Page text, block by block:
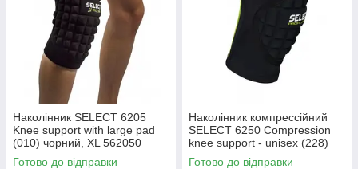
Наколінник SELECT 6205
Knee support with large pad
(010) чорний, XL 562050
Готово до відправки
Наколінник компрессійний
SELECT 6250 Compression
knee support - unisex (228)
чорний/зелений, XL 562500
Готово до відправки